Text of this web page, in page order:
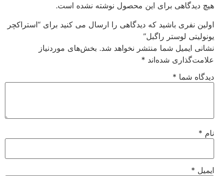
هیچ دیدگاهی برای این محصول نوشته نشده است.
اولین نفری باشید که دیدگاهی را ارسال می کنید برای “استراکچر
یونولیتی لوستر راگبل”
نشانی ایمیل شما منتشر نخواهد شد. بخش‌های موردنیاز
علامت‌گذاری شده‌اند *
دیدگاه شما *
نام *
ایمیل *